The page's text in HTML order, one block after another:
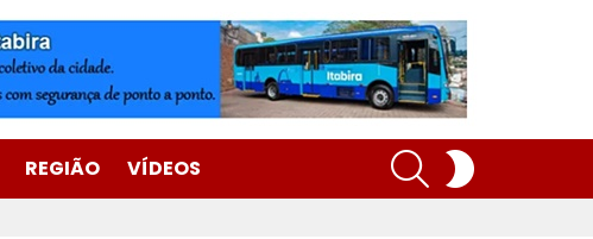
REGIÃO VÍDEOS
SEARCH